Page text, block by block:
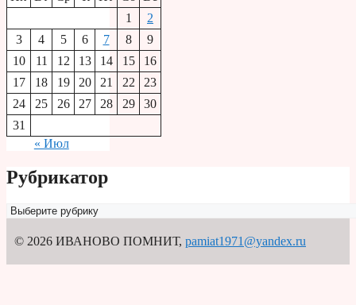
1
2
3
4 5 6 7 8
9
10
11 12 13 14 15
16
17
18 19 20 21 22
23
24
25 26 27 28 29
30
31
« Июл
Рубрикатор
Рубрикатор
© 2026 ИВАНОВО ПОМНИТ, pamiat1971@yandex.ru